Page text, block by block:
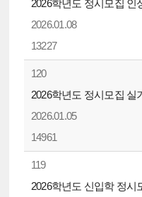
2026학년도 정시모집 인
2026.01.08
13227
120
2026학년도 정시모집 실
2026.01.05
14961
119
2026학년도 신입학 정시